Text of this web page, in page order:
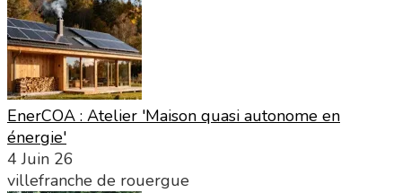
EnerCOA : Atelier 'Maison quasi autonome en
énergie'
4 Juin 26
villefranche de rouergue